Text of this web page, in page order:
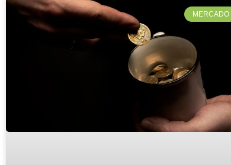
MERCADO